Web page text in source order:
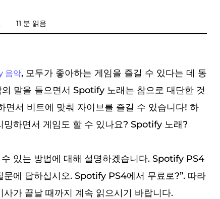
환기11 분 읽음
음악, 모두가 좋아하는 게임을 즐길 수 있다는 데 동
말을 들으면서 Spotify 노래는 참으로 대단한 것
면서 비트에 맞춰 자이브를 즐길 수 있습니다! 하
밍하면서 게임도 할 수 있나요? Spotify 노래?
있는 방법에 대해 설명하겠습니다. Spotify PS4
에 답하십시오. Spotify PS4에서 무료로?”. 따라
가 끝날 때까지 계속 읽으시기 바랍니다.